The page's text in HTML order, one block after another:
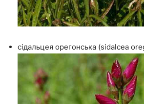
сідальцея орегонська (sidalcea